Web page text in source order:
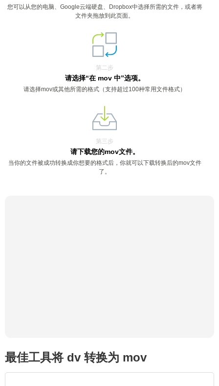
您可以从您的电脑、Google云端硬盘、Dropbox中选择所需的文件，或者将
文件夹拖放到此页面。
第二步
请选择“在 mov 中”选项。
请选择mov或其他所需的格式（支持超过100种常用文件格式）
第三步
请下载您的mov文件。
当你的文件被成功转换成你想要的格式后，你就可以下载转换后的mov文件
了。
最佳工具将 dv 转换为 mov